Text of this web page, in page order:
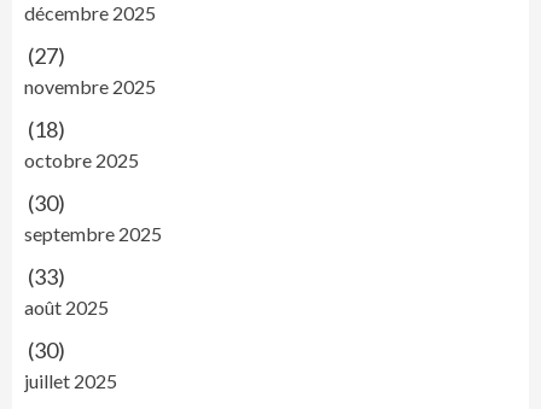
décembre 2025
(27)
novembre 2025
(18)
octobre 2025
(30)
septembre 2025
(33)
août 2025
(30)
juillet 2025